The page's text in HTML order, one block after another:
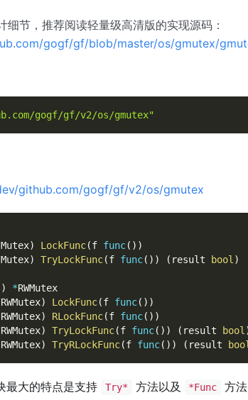
细节，推荐阅读轻量级高清版的实现源码：
gogf/gf/blob/master/os/gmutex/
gogf/gf/v2/os/gmutex"
github.com/gogf/gf/v2/os/gmutex
Mutex) LockFunc(f func( ) )
Mutex) TryLockFunc(f func( ) ) ( result bool )
) *RWMutex
RWMutex) LockFunc(f func( ) )
RWMutex) RLockFunc(f func( ) )
RWMutex) TryLockFunc(f func( ) ) ( result bool
RWMutex) TryRLockFunc(f func( ) ) ( result bool
最大的特点是支持 Try* 方法以及 *Func 方法